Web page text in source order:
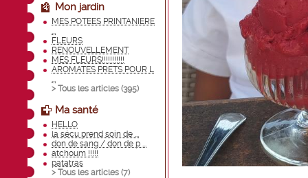
Mon jardin
MES POTEES PRINTANIERE
...
FLEURS
RENOUVELLEMENT
MES FLEURS!!!!!!!!!!!
AROMATES PRETS POUR L
...
> Tous les articles (395)
Ma santé
HELLO
la sécu prend soin de ...
don de sang / don de p ...
atchoum !!!!!
patatras
> Tous les articles (7)